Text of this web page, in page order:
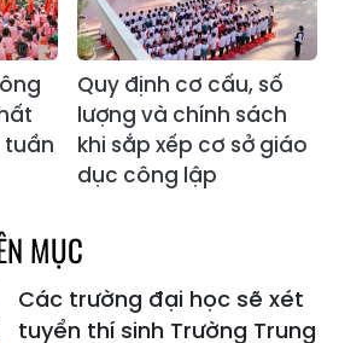
tuần
Quy định cơ cấu, số
lượng và chính sách
khi sắp xếp cơ sở giáo
dục công lập
MỤC
Các trường đại học sẽ xét
tuyển thí sinh Trường Trung